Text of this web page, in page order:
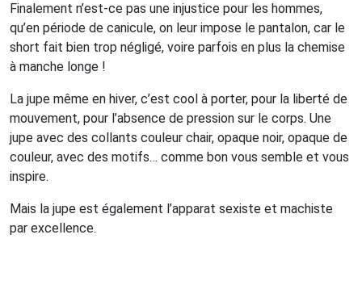
Finalement n’est-ce pas une injustice pour les hommes,
qu’en période de canicule, on leur impose le pantalon, car le
short fait bien trop négligé, voire parfois en plus la chemise
à manche longe !
La jupe même en hiver, c’est cool à porter, pour la liberté de
mouvement, pour l’absence de pression sur le corps. Une
jupe avec des collants couleur chair, opaque noir, opaque de
couleur, avec des motifs… comme bon vous semble et vous
inspire.
Mais la jupe est également l’apparat sexiste et machiste
par excellence.